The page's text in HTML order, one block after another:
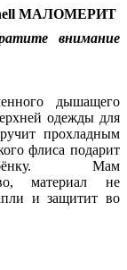
МАЛОМЕРИТ
внимание
дышащего
одежды для
прохладным
флиса подарит
Мам
материал не
и защитит во